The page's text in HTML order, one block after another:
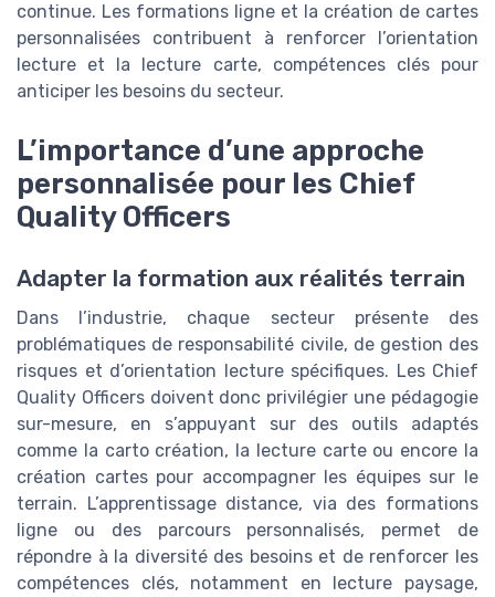
continue. Les formations ligne et la création de cartes
personnalisées contribuent à renforcer l’orientation
lecture et la lecture carte, compétences clés pour
anticiper les besoins du secteur.
L’importance d’une approche
personnalisée pour les Chief
Quality Officers
Adapter la formation aux réalités terrain
Dans l’industrie, chaque secteur présente des
problématiques de responsabilité civile, de gestion des
risques et d’orientation lecture spécifiques. Les Chief
Quality Officers doivent donc privilégier une pédagogie
sur-mesure, en s’appuyant sur des outils adaptés
comme la carto création, la lecture carte ou encore la
création cartes pour accompagner les équipes sur le
terrain. L’apprentissage distance, via des formations
ligne ou des parcours personnalisés, permet de
répondre à la diversité des besoins et de renforcer les
compétences clés, notamment en lecture paysage,